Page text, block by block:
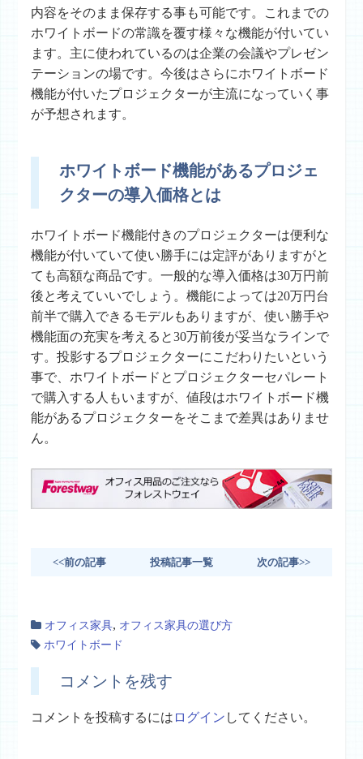
内容をそのまま保存する事も可能です。これまでの
ホワイトボードの常識を覆す様々な機能が付いてい
ます。主に使われているのは企業の会議やプレゼン
テーションの場です。今後はさらにホワイトボード
機能が付いたプロジェクターが主流になっていく事
が予想されます。
ホワイトボード機能があるプロジェ
クターの導入価格とは
ホワイトボード機能付きのプロジェクターは便利な
機能が付いていて使い勝手には定評がありますがと
ても高額な商品です。一般的な導入価格は30万円前
後と考えていいでしょう。機能によっては20万円台
前半で購入できるモデルもありますが、使い勝手や
機能面の充実を考えると30万前後が妥当なラインで
す。投影するプロジェクターにこだわりたいという
事で、ホワイトボードとプロジェクターセパレート
で購入する人もいますが、値段はホワイトボード機
能があるプロジェクターをそこまで差異はありませ
ん。
<<前の記事 投稿記事一覧 次の記事>>
オフィス家具, オフィス家具の選び方
ホワイトボード
コメントを残す
コメントを投稿するには ログイン してください。